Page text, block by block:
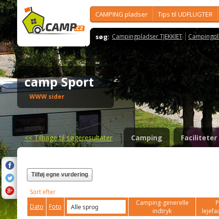
CAMPING pladser Tips til UDFLUGTER
søg: Campingpladser TJEKKIET
camp Sport
WWW sider
<<Tilbage til søgeresultater Camping Faciliteter
Tilføj egne vurdering
Sort efter
Dato
Foto
Camping-generelle
indtryk